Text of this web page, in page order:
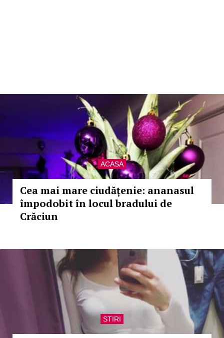
ACASA
Cea mai mare ciudățenie: ananasul
împodobit în locul bradului de
Crăciun
STIRI